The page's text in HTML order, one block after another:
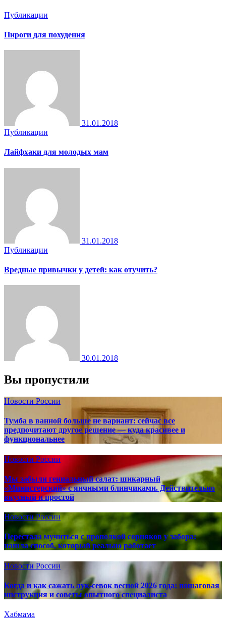
Публикации
Пироги для похудения
31.01.2018
Публикации
Лайфхаки для молодых мам
31.01.2018
Публикации
Вредные привычки у детей: как отучить?
30.01.2018
Вы пропустили
Новости России
Тумба в ванной больше не вариант: сейчас все
предпочитают другое решение — куда красивее и
функциональнее
Новости России
Мы забыли гениальный салат: шикарный
«Министерский» с яичными блинчиками. Действительно
вкусный и простой
Новости России
Перестала мучиться с прополкой сорняков у забора:
нашла способ, который реально работает
Новости России
Когда и как сажать лук-севок весной 2026 года: пошаговая
инструкция и советы опытного специалиста
Хабмама